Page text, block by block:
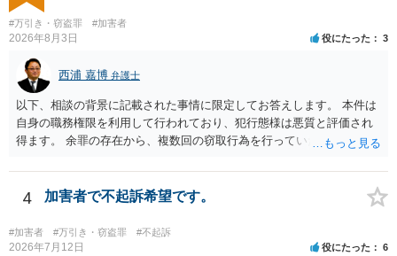
#万引き・窃盗罪 #加害者
2026年8月3日 役にたった 3
西浦 嘉博 弁護士
以下、相談の背景に記載された事情に限定してお答えします。 本件は
自身の職務権限を利用して行われており、犯行態様は悪質と評価され
得ます。 余罪の存在から、複数回の窃取行為を行っていたことも悪質
ると思われます。 他方、余罪を含めた全額を弁済していることは、被
害者の経済的損害の回復として有利に斟酌されます。 また、前科前歴
を有しないことも、規範意識が鈍磨しきっているとまでは言えず、有
利な点です。 その他、家族の監督等の情状証拠を適切に提出すること
で、私見ですが、執行猶予判決を視野に入れることが可能な事案と思
4 加害者で不起訴希望です。
#加害者 #万引き・窃盗罪 #不起訴
2026年7月12日 役にたった 6